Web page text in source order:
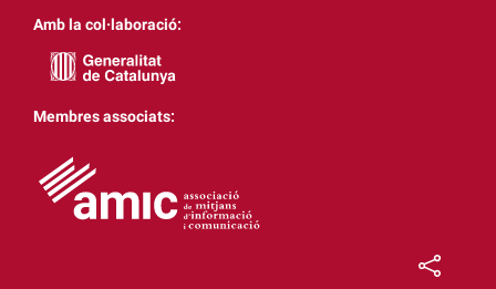
Amb la col·laboració:
Membres associats: